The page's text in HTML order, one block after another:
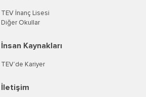
TEV İnanç Lisesi
Diğer Okullar
İnsan Kaynakları
TEV’de Kariyer
İletişim